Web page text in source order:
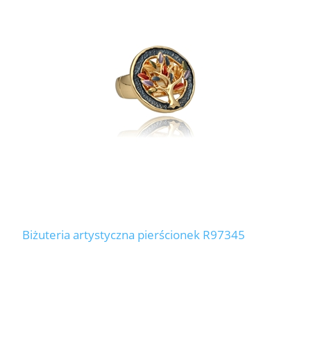
Biżuteria artystyczna pierścionek R97345